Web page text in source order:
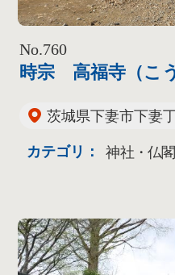
No.760
時宗 高福寺（こ
茨城県下妻市下妻
カテゴリ： 神社・仏閣